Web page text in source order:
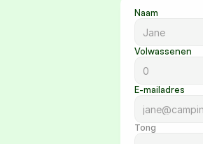
Naam
Volwassenen
E-mailadres
Tong